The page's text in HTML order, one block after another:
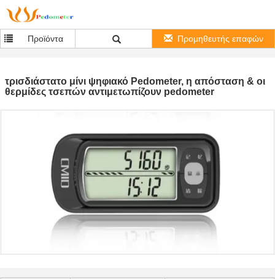
Προϊόντα Προμηθευτής επαφών
τρισδιάστατο μίνι ψηφιακό Pedometer, η απόσταση & οι
θερμίδες τσεπών αντιμετωπίζουν pedometer